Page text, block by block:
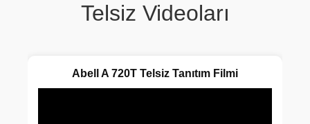
Telsiz Videoları
Abell A 720T Telsiz Tanıtım Filmi